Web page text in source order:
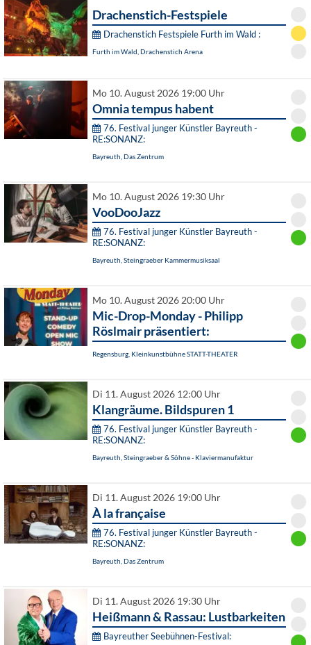
Drachenstich-Festspiele
Drachenstich Festspiele Furth im Wald :
Furth im Wald, Drachenstich Arena
Mo 10. August 2026 19:00 Uhr
Omnia tempus habent
76. Festival junger Künstler Bayreuth -
RE:SONANZ:
Bayreuth, Das Zentrum
Mo 10. August 2026 19:30 Uhr
VooDooJazz
76. Festival junger Künstler Bayreuth -
RE:SONANZ:
Bayreuth, Steingraeber Kammermusiksaal
Mo 10. August 2026 20:00 Uhr
Mic-Drop-Monday - Philipp
Röslmair präsentiert:
Regensburg, Kleinkunstbühne STATT-THEATER
Di 11. August 2026 12:00 Uhr
Klangräume. Bildspuren 1
76. Festival junger Künstler Bayreuth -
RE:SONANZ:
Bayreuth, Steingraeber & Söhne - Klaviermanufaktur
Di 11. August 2026 19:00 Uhr
À la française
76. Festival junger Künstler Bayreuth -
RE:SONANZ:
Bayreuth, Das Zentrum
Di 11. August 2026 19:30 Uhr
Heißmann & Rassau: Lustbarkeiten
Bayreuther Seebühnen-Festival: